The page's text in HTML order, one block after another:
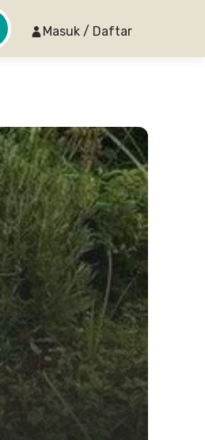
Masuk / Daftar